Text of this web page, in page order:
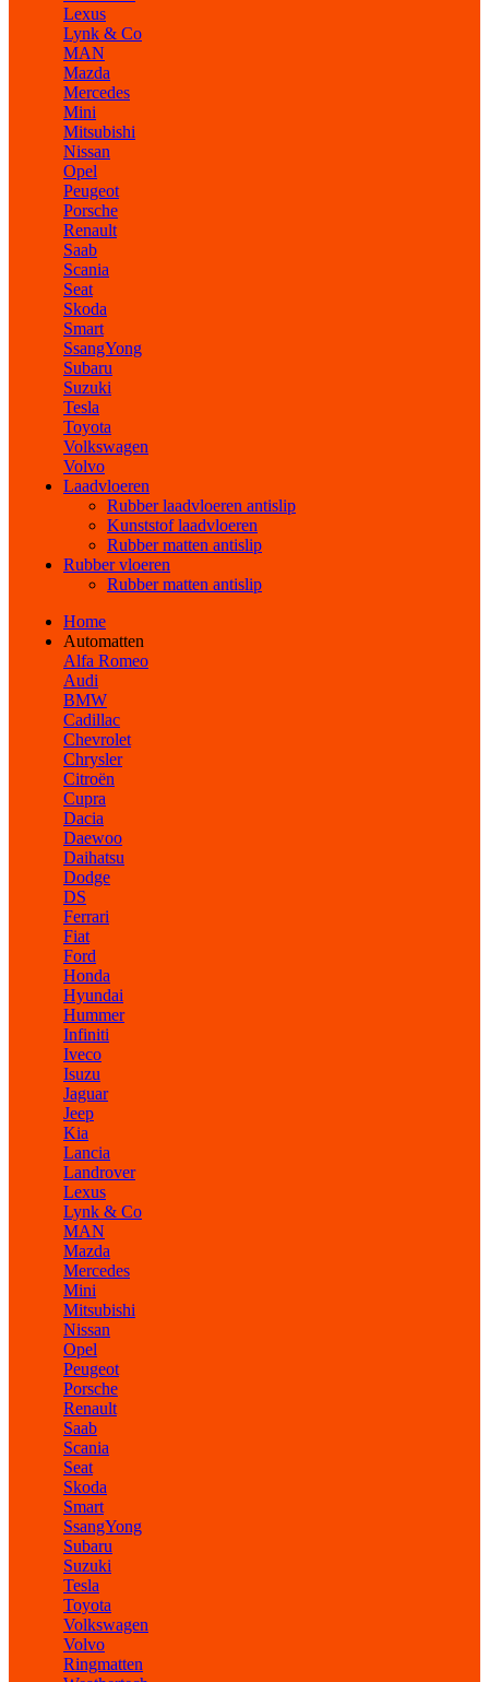
Lexus
Lynk & Co
MAN
Mazda
Mercedes
Mini
Mitsubishi
Nissan
Opel
Peugeot
Porsche
Renault
Saab
Scania
Seat
Skoda
Smart
SsangYong
Subaru
Suzuki
Tesla
Toyota
Volkswagen
Volvo
Laadvloeren
Rubber laadvloeren antislip
Kunststof laadvloeren
Rubber matten antislip
Rubber vloeren
Rubber matten antislip
Home
Automatten
Alfa Romeo
Audi
BMW
Cadillac
Chevrolet
Chrysler
Citroën
Cupra
Dacia
Daewoo
Daihatsu
Dodge
DS
Ferrari
Fiat
Ford
Honda
Hyundai
Hummer
Infiniti
Iveco
Isuzu
Jaguar
Jeep
Kia
Lancia
Landrover
Lexus
Lynk & Co
MAN
Mazda
Mercedes
Mini
Mitsubishi
Nissan
Opel
Peugeot
Porsche
Renault
Saab
Scania
Seat
Skoda
Smart
SsangYong
Subaru
Suzuki
Tesla
Toyota
Volkswagen
Volvo
Ringmatten